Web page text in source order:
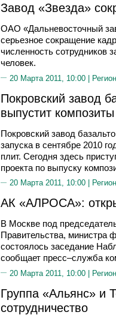
Завод «Звезда»
ОАО «Дальневосточный
серьезное сокращение
численность сотрудников
человек.
20 Марта 2011, 10:00 |
Покровский завод
выпустит композиты
Покровский завод
запуска в сентябре 2010
плит. Сегодня здесь
проекта по выпуску
20 Марта 2011, 10:00 |
АК «АЛРОСА»:
В Москве под
Правительства,
состоялось заседание
сообщает пресс–служба
20 Марта 2011, 10:00 |
Группа «Альянс» и
сотрудничество